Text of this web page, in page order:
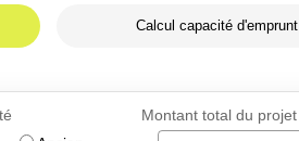
Calcul capacité d'emprunt